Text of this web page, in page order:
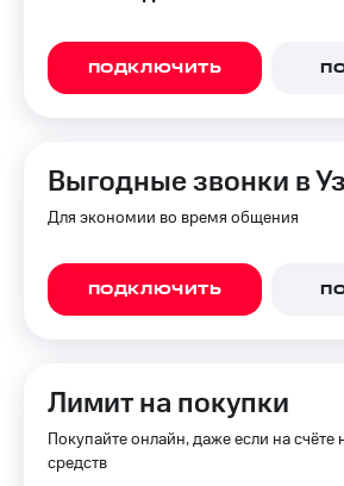
ПОДКЛЮЧИТЬ
Выгодные звонки в
Для экономии во время общения
ПОДКЛЮЧИТЬ
Лимит на покупки
Покупайте онлайн, даже если на счёте
средств